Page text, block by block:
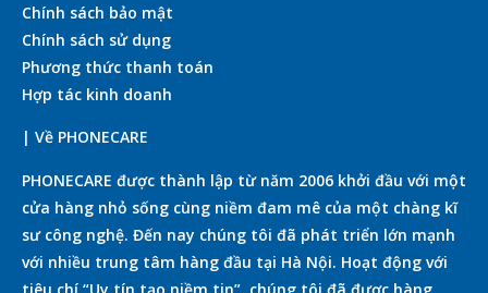
Chính sách bảo mật
Chính sách sử dụng
Phương thức thanh toán
Hợp tác kinh doanh
| Về PHONECARE
PHONECARE được thành lập từ năm 2006 khởi đầu với một
cửa hàng nhỏ sống cùng niềm đam mê của một chàng kĩ
sư công nghệ. Đến nay chúng tôi đã phát triển lớn mạnh
với nhiều trung tâm hàng đầu tại Hà Nội. Hoạt động với
tiêu chí “Uy tín tạo niềm tin”, chúng tôi đã được hàng